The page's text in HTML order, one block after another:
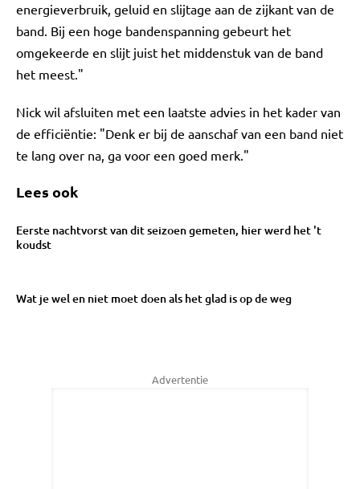
energieverbruik, geluid en slijtage aan de zijkant van de
band. Bij een hoge bandenspanning gebeurt het
omgekeerde en slijt juist het middenstuk van de band
het meest."
Nick wil afsluiten met een laatste advies in het kader van
de efficiëntie: "Denk er bij de aanschaf van een band niet
te lang over na, ga voor een goed merk."
Lees ook
Eerste nachtvorst van dit seizoen gemeten, hier werd het 't
koudst
Wat je wel en niet moet doen als het glad is op de weg
Advertentie